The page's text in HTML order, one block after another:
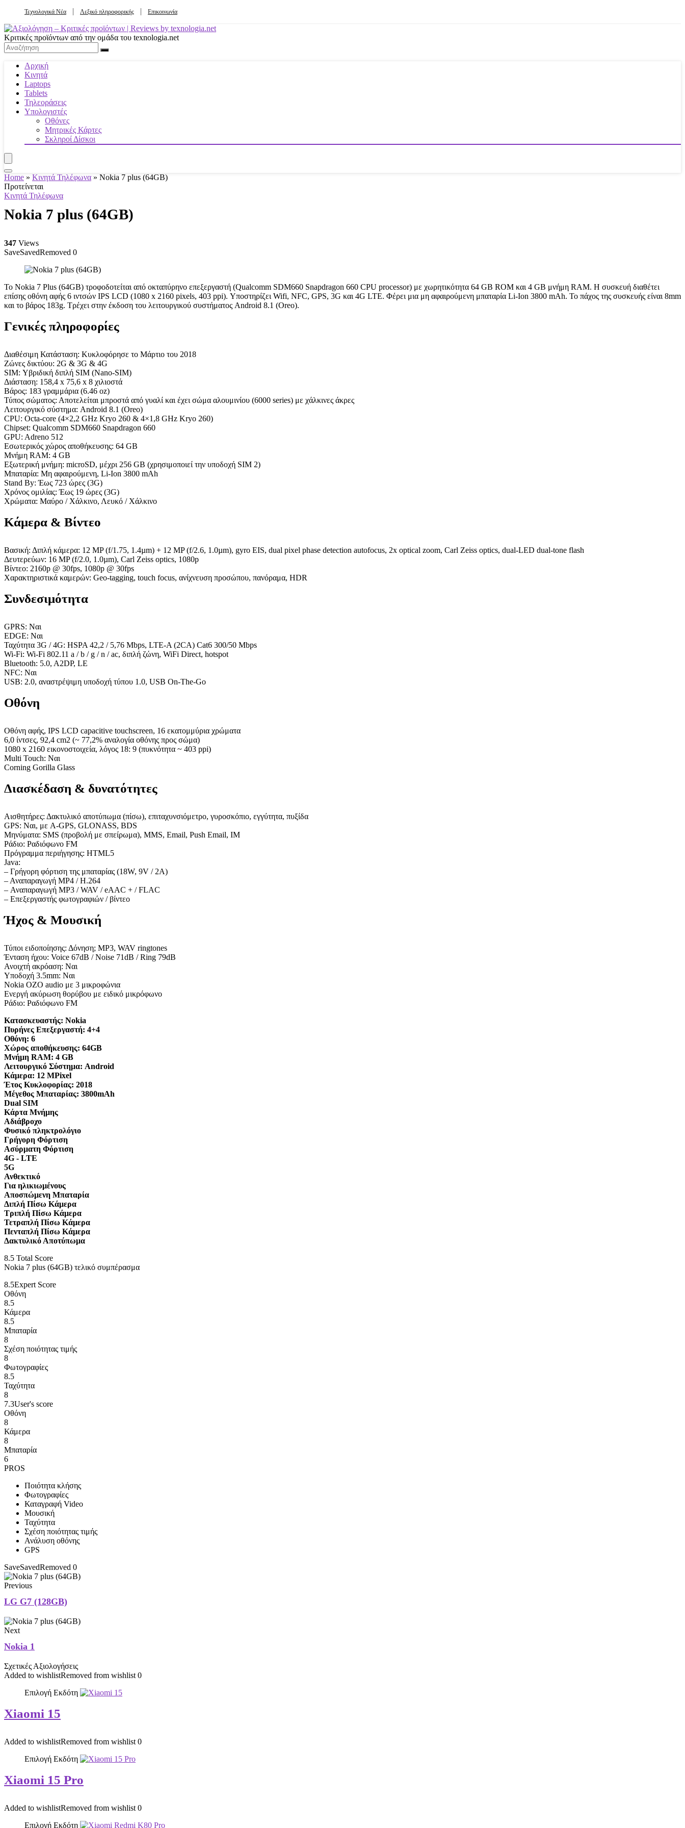
Τεχνολογικά Νέα Λεξικό πληροφορικής Επικοινωνία
Κριτικές προϊόντων από την ομάδα του texnologia.net
Αρχική
Κινητά
Laptops
Tablets
Τηλεοράσεις
Υπολογιστές
Οθόνες
Μητρικές Κάρτες
Σκληροί Δίσκοι
Home » Κινητά Τηλέφωνα » Nokia 7 plus (64GB)
Προτείνεται
Κινητά Τηλέφωνα
Nokia 7 plus (64GB)
347 Views
SaveSavedRemoved 0
Το Nokia 7 Plus (64GB) τροφοδοτείται από οκταπύρηνο επεξεργαστή (Qualcomm SDM660 Snapdragon 660 CPU processor) με χωρητικότητα 64 GB ROM και 4 GB μνήμη RAM. Η συσκευή διαθέτει
επίσης οθόνη αφής 6 ιντσών IPS LCD (1080 x 2160 pixels, 403 ppi). Υποστηρίζει Wifi, NFC, GPS, 3G και 4G LTE. Φέρει μια μη αφαιρούμενη μπαταρία Li-Ion 3800 mAh. Το πάχος της συσκευής είναι 8mm
και το βάρος 183g. Τρέχει στην έκδοση του λειτουργικού συστήματος Android 8.1 (Oreo).
Γενικές πληροφορίες
Διαθέσιμη Κατάσταση: Κυκλοφόρησε το Μάρτιο του 2018
Ζώνες δικτύου: 2G & 3G & 4G
SIM: Υβριδική διπλή SIM (Nano-SIM)
Διάσταση: 158,4 x 75,6 x 8 χιλιοστά
Βάρος: 183 γραμμάρια (6.46 oz)
Τύπος σώματος: Αποτελείται μπροστά από γυαλί και έχει σώμα αλουμινίου (6000 series) με χάλκινες άκρες
Λειτουργικό σύστημα: Android 8.1 (Oreo)
CPU: Octa-core (4×2,2 GHz Kryo 260 & 4×1,8 GHz Kryo 260)
Chipset: Qualcomm SDM660 Snapdragon 660
GPU: Adreno 512
Εσωτερικός χώρος αποθήκευσης: 64 GB
Μνήμη RAM: 4 GB
Εξωτερική μνήμη: microSD, μέχρι 256 GB (χρησιμοποιεί την υποδοχή SIM 2)
Μπαταρία: Μη αφαιρούμενη, Li-Ion 3800 mAh
Stand By: Έως 723 ώρες (3G)
Χρόνος ομιλίας: Έως 19 ώρες (3G)
Χρώματα: Μαύρο / Χάλκινο, Λευκό / Χάλκινο
Κάμερα & Βίντεο
Βασική: Διπλή κάμερα: 12 MP (f/1.75, 1.4µm) + 12 MP (f/2.6, 1.0µm), gyro EIS, dual pixel phase detection autofocus, 2x optical zoom, Carl Zeiss optics, dual-LED dual-tone flash
Δευτερεύων: 16 MP (f/2.0, 1.0µm), Carl Zeiss optics, 1080p
Βίντεο: 2160p @ 30fps, 1080p @ 30fps
Χαρακτηριστικά καμερών: Geo-tagging, touch focus, ανίχνευση προσώπου, πανόραμα, HDR
Συνδεσιμότητα
GPRS: Ναι
EDGE: Ναι
Ταχύτητα 3G / 4G: HSPA 42,2 / 5,76 Mbps, LTE-A (2CA) Cat6 300/50 Mbps
Wi-Fi: Wi-Fi 802.11 a / b / g / n / ac, διπλή ζώνη, WiFi Direct, hotspot
Bluetooth: 5.0, A2DP, LE
NFC: Ναι
USB: 2.0, αναστρέψιμη υποδοχή τύπου 1.0, USB On-The-Go
Οθόνη
Οθόνη αφής, IPS LCD capacitive touchscreen, 16 εκατομμύρια χρώματα
6,0 ίντσες, 92,4 cm2 (~ 77,2% αναλογία οθόνης προς σώμα)
1080 x 2160 εικονοστοιχεία, λόγος 18: 9 (πυκνότητα ~ 403 ppi)
Multi Touch: Ναι
Corning Gorilla Glass
Διασκέδαση & δυνατότητες
Αισθητήρες: Δακτυλικό αποτύπωμα (πίσω), επιταχυνσιόμετρο, γυροσκόπιο, εγγύτητα, πυξίδα
GPS: Ναι, με A-GPS, GLONASS, BDS
Μηνύματα: SMS (προβολή με σπείρωμα), MMS, Email, Push Email, IM
Ράδιο: Ραδιόφωνο FM
Πρόγραμμα περιήγησης: HTML5
Java:
– Γρήγορη φόρτιση της μπαταρίας (18W, 9V / 2A)
– Αναπαραγωγή MP4 / H.264
– Αναπαραγωγή MP3 / WAV / eAAC + / FLAC
– Επεξεργαστής φωτογραφιών / βίντεο
Ήχος & Μουσική
Τύποι ειδοποίησης: Δόνηση; MP3, WAV ringtones
Ένταση ήχου: Voice 67dB / Noise 71dB / Ring 79dB
Ανοιχτή ακρόαση: Ναι
Υποδοχή 3.5mm: Ναι
Nokia OZO audio με 3 μικροφώνια
Ενεργή ακύρωση θορύβου με ειδικό μικρόφωνο
Ράδιο: Ραδιόφωνο FM
Κατασκευαστής: Nokia
Πυρήνες Επεξεργαστή: 4+4
Οθόνη: 6
Χώρος αποθήκευσης: 64GB
Μνήμη RAM: 4 GB
Λειτουργικό Σύστημα: Android
Κάμερα: 12 MPixel
Έτος Κυκλοφορίας: 2018
Μέγεθος Μπαταρίας: 3800mAh
Dual SIM
Κάρτα Μνήμης
Αδιάβροχο
Φυσικό πληκτρολόγιο
Γρήγορη Φόρτιση
Ασύρματη Φόρτιση
4G - LTE
5G
Ανθεκτικό
Για ηλικιωμένους
Αποσπώμενη Μπαταρία
Διπλή Πίσω Κάμερα
Τριπλή Πίσω Κάμερα
Τετραπλή Πίσω Κάμερα
Πενταπλή Πίσω Κάμερα
Δακτυλικό Αποτύπωμα
8.5 Total Score
Nokia 7 plus (64GB) τελικό συμπέρασμα
8.5Expert Score
Οθόνη
8.5
Κάμερα
8.5
Μπαταρία
8
Σχέση ποιότητας τιμής
8
Φωτογραφίες
8.5
Ταχύτητα
8
7.3User's score
Οθόνη
8
Κάμερα
8
Μπαταρία
6
PROS
Ποιότητα κλήσης
Φωτογραφίες
Καταγραφή Video
Μουσική
Ταχύτητα
Σχέση ποιότητας τιμής
Ανάλυση οθόνης
GPS
SaveSavedRemoved 0
Previous
LG G7 (128GB)
Next
Nokia 1
Σχετικές Αξιολογήσεις
Added to wishlistRemoved from wishlist 0
Επιλογή Εκδότη
Xiaomi 15
Added to wishlistRemoved from wishlist 0
Επιλογή Εκδότη
Xiaomi 15 Pro
Added to wishlistRemoved from wishlist 0
Επιλογή Εκδότη